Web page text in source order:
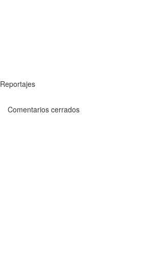
Reportajes
Comentarios cerrados